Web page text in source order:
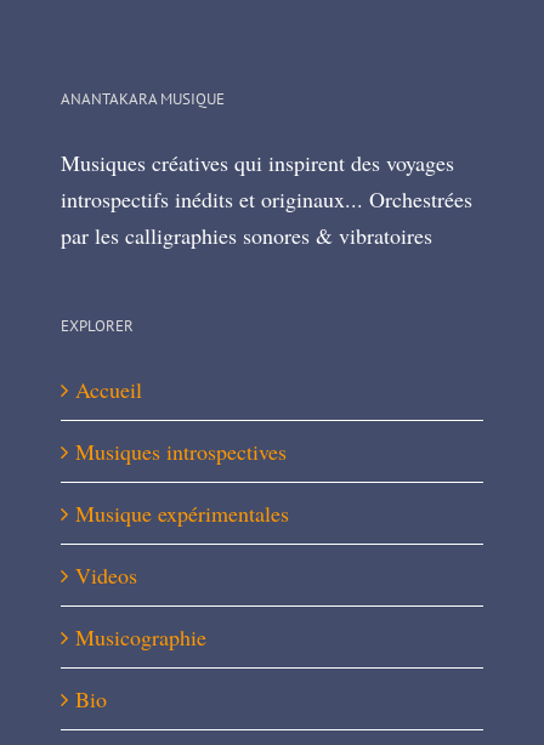
ANANTAKARA MUSIQUE
Musiques créatives qui inspirent des voyages
introspectifs inédits et originaux... Orchestrées
par les calligraphies sonores & vibratoires
EXPLORER
Accueil
Musiques introspectives
Musique expérimentales
Videos
Musicographie
Bio